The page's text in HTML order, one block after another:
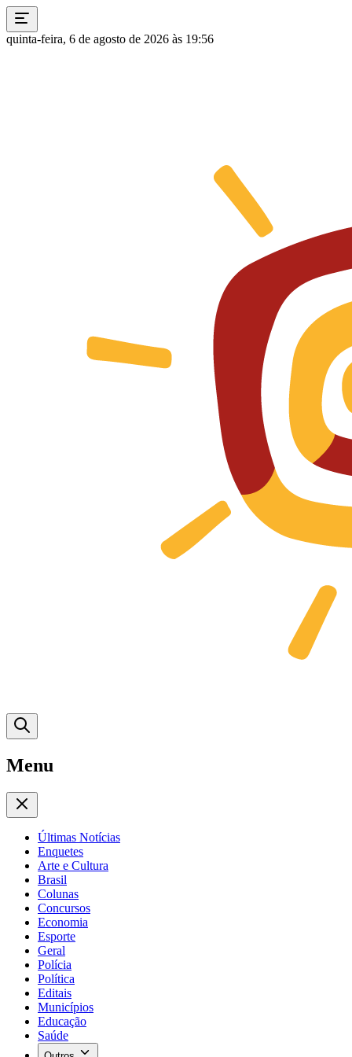
quinta-feira, 6 de agosto de 2026 às 19:56
Menu
Últimas Notícias
Enquetes
Arte e Cultura
Brasil
Colunas
Concursos
Economia
Esporte
Geral
Polícia
Política
Editais
Municípios
Educação
Saúde